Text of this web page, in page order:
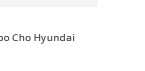
Cho Hyundai